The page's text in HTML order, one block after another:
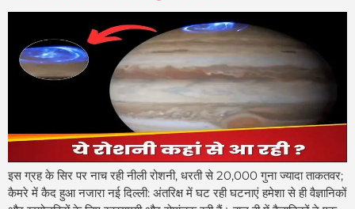
इस ग्रह के सिर पर नाच रही नीली रोशनी, धरती से 20,000 गुना ज्यादा ताकतवर;
कैमरे में कैद हुआ नजारा नई दिल्ली: अंतरिक्ष में घट रही घटनाएं हमेशा से ही वैज्ञानिकों